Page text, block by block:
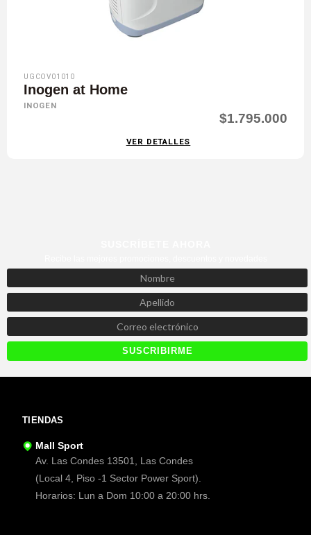
UGCOV01010
Inogen at Home
INOGEN
$1.795.000
VER DETALLES
TIENDAS
Mall Sport
Av. Las Condes 13501, Las Condes
(Local 4, Piso -1 Sector Power Sport).
Horarios: Lun a Dom 10:00 a 20:00 hrs.